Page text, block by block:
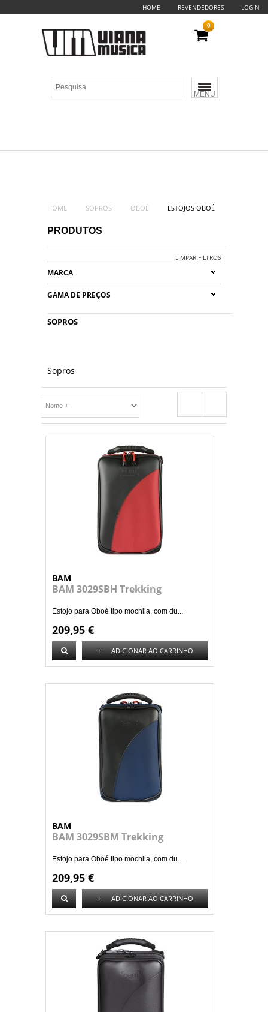
HOME REVENDEDORES LOGIN
MENU
0
HOME SOPROS OBOÉ ESTOJOS OBOÉ
PRODUTOS
LIMPAR FILTROS
MARCA
GAMA DE PREÇOS
SOPROS
Sopros
BAM
BAM 3029SBH Trekking
Estojo para Oboé tipo mochila, com du...
209,95 €
+ ADICIONAR AO CARRINHO
BAM
BAM 3029SBM Trekking
Estojo para Oboé tipo mochila, com du...
209,95 €
+ ADICIONAR AO CARRINHO